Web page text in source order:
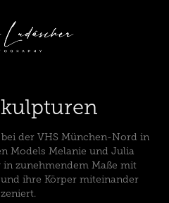
der VHS München-Nord in
Models Melanie und Julia
in zunehmendem Maße mit
ihre Körper miteinander